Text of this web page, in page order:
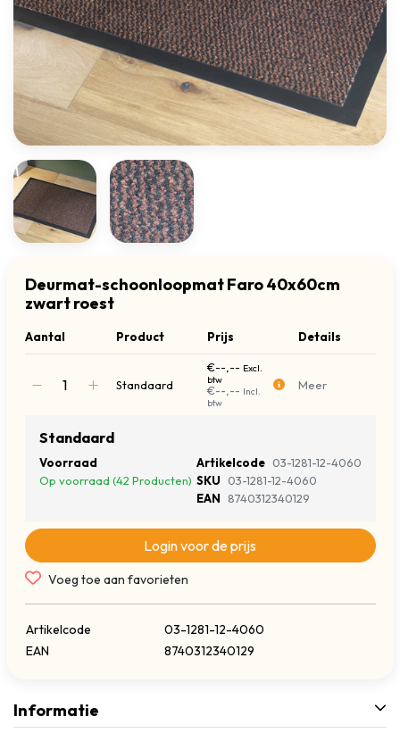
Deurmat-schoonloopmat Faro 40x60cm
zwart roest
Aantal Product Prijs Details
Standaard
€--,-- Excl.
btw
€--,-- Incl.
btw
Meer
Standaard
Voorraad
Op voorraad (42 Producten)
Artikelcode 03-1281-12-4060
SKU
03-1281-12-4060
EAN
8740312340129
Login voor de prijs
Voeg toe aan favorieten
Artikelcode
03-1281-12-4060
EAN
8740312340129
Informatie